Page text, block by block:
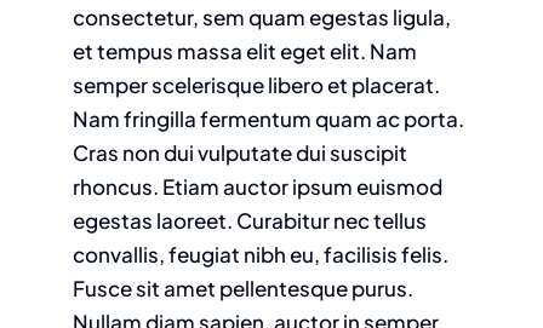
consectetur, sem quam egestas ligula,
et tempus massa elit eget elit. Nam
semper scelerisque libero et placerat.
Nam fringilla fermentum quam ac porta.
Cras non dui vulputate dui suscipit
rhoncus. Etiam auctor ipsum euismod
egestas laoreet. Curabitur nec tellus
convallis, feugiat nibh eu, facilisis felis.
Fusce sit amet pellentesque purus.
Nullam diam sapien, auctor in semper